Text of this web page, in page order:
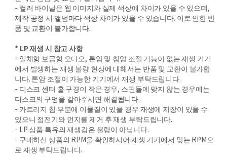
- 컬러 바이닐은 웹 이미지와 실제 색상에 차이가 있을 수 있으며,
제작 공정 시 앨범마다 색상 차이가 있을 수 있습니다. 이로 인한 반
품 및 교환이 불가합니다.
* LP 재생 시 참고 사항
- 일체형 보급형 오디오, 톤암 및 침압 조절 기능이 없는 재생 기기
에서 발생하는 재생 불량 현상에 대해서는 반품 및 교환이 불가합
니다. 톤암 조절이 가능한 기기에서 재생 부탁드립니다.
- 디스크 센터 홀 구경이 작은 경우, 스핀들에 맞지 않는 경우에는
디스크의 구멍을 갈아주시면 해결됩니다.
- 카트리지 침 부분에 이물질이 있을 경우 재생에 지장이 있을 수
있으니 정전기와 먼지를 제거 후 재생 부탁드립니다.
- LP 상품 특유의 재생감은 불량이 아닙니다.
- 구매하신 상품의 RPM을 확인하시어 재생 기기에서 맞는 RPM으
로 재생 부탁드립니다.